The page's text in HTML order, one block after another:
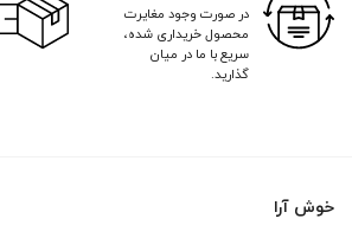
در صورت وجود مغایرت
محصول خریداری شده،
سریع با ما در میان
گذارید.
خوش آرا